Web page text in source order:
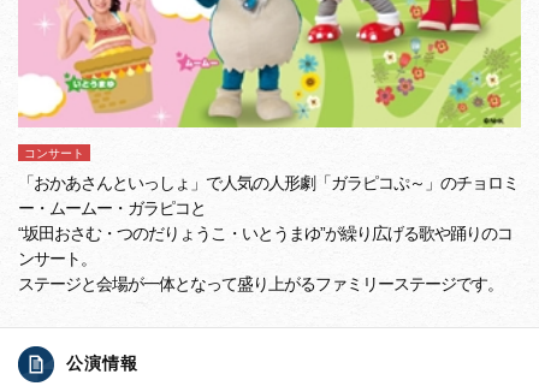
コンサート
「おかあさんといっしょ」で人気の人形劇「ガラピコぷ～」のチョロミ
ー・ムームー・ガラピコと
“坂田おさむ・つのだりょうこ・いとうまゆ”が繰り広げる歌や踊りのコ
ンサート。
ステージと会場が一体となって盛り上がるファミリーステージです。
公演情報